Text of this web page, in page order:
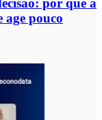
por que a
age pouco